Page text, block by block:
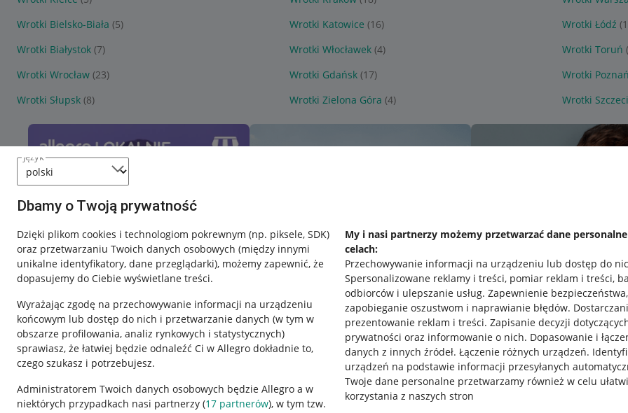
język
Dbamy o Twoją prywatność
Dzięki plikom cookies i technologiom pokrewnym (np. piksele, SDK)
oraz przetwarzaniu Twoich danych osobowych (między innymi
unikalne identyfikatory, dane przeglądarki), możemy zapewnić, że
dopasujemy do Ciebie wyświetlane treści.
Wyrażając zgodę na przechowywanie informacji na urządzeniu
końcowym lub dostęp do nich i przetwarzanie danych (w tym w
obszarze profilowania, analiz rynkowych i statystycznych)
sprawiasz, że łatwiej będzie odnaleźć Ci w Allegro dokładnie to,
czego szukasz i potrzebujesz.
Administratorem Twoich danych osobowych będzie Allegro a w
niektórych przypadkach nasi partnerzy (17 partnerów), w tym tzw.
My i nasi partnerzy możemy przetwarzać dane
celach:
Przechowywanie informacji na urządzeniu lub dostęp do
Spersonalizowane reklamy i treści, pomiar reklam i treści,
odbiorców i ulepszanie usług. Zapewnienie bezpieczeństwa,
zapobieganie oszustwom i naprawianie błędów.
prezentowanie reklam i treści. Zapisanie decyzji
prywatności oraz informowanie o nich. Dopasowanie i
danych z innych źródeł. Łączenie różnych urządzeń.
urządzeń na podstawie informacji przesyłanych
Twoje dane personalne przetwarzamy również w celu
korzystania z naszych stron
Wrotki Bielsko-Biała (5) Wrotki Katowice (16) Wrotki Łódź
Wrotki Białystok (7) Wrotki Włocławek (4) Wrotki Toruń
Wrotki Wrocław (23) Wrotki Gdańsk (17) Wrotki Poznań
Wrotki Słupsk (8) Wrotki Zielona Góra (4) Wrotki
Przydatne informacje
Jak to działa Regulamin
Pobierz aplikację